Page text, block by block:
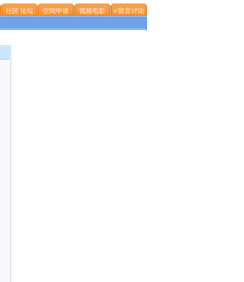
社区 论坛 空间申请 视频电影 ≌留言讨论